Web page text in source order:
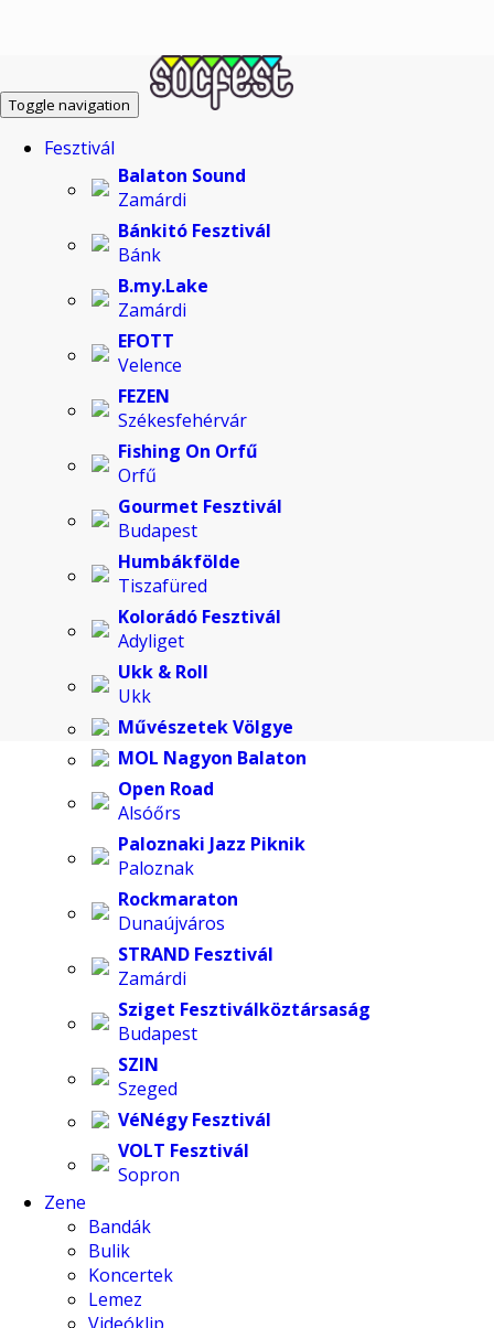
Toggle navigation
Fesztivál
Balaton Sound
Zamárdi
Bánkitó Fesztivál
Bánk
B.my.Lake
Zamárdi
EFOTT
Velence
FEZEN
Székesfehérvár
Fishing On Orfű
Orfű
Gourmet Fesztivál
Budapest
Humbákfölde
Tiszafüred
Kolorádó Fesztivál
Adyliget
Ukk & Roll
Ukk
Művészetek Völgye
MOL Nagyon Balaton
Open Road
Alsóőrs
Paloznaki Jazz Piknik
Paloznak
Rockmaraton
Dunaújváros
STRAND Fesztivál
Zamárdi
Sziget Fesztiválköztársaság
Budapest
SZIN
Szeged
VéNégy Fesztivál
VOLT Fesztivál
Sopron
Zene
Bandák
Bulik
Koncertek
Lemez